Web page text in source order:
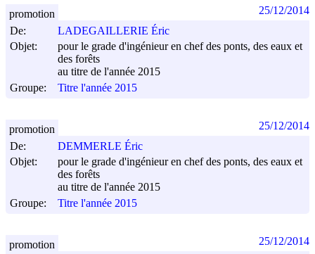
De:
LADEGAILLERIE Éric
Objet:
pour le grade d'ingénieur en chef des ponts, des eaux et
des forêts
au titre de l'année 2015
Groupe:
Titre l'année 2015
promotion 25/12/2014
De:
DEMMERLE Éric
Objet:
pour le grade d'ingénieur en chef des ponts, des eaux et
des forêts
au titre de l'année 2015
Groupe:
Titre l'année 2015
promotion 25/12/2014
promotion 25/12/2014